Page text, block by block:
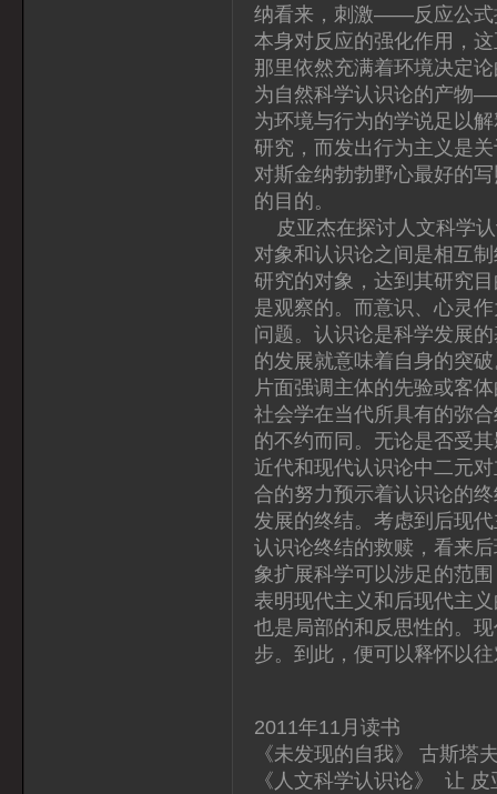
纳看来，刺激——反应公式
本身对反应的强化作用，
那里依然充满着环境决定
为自然科学认识论的产物
为环境与行为的学说足以
研究，而发出行为主义是
对斯金纳勃勃野心最好的
的目的。
皮亚杰在探讨人文科学认
对象和认识论之间是相互
研究的对象，达到其研究
是观察的。而意识、心灵
问题。认识论是科学发展
的发展就意味着自身的突
片面强调主体的先验或客
社会学在当代所具有的弥
的不约而同。无论是否受
近代和现代认识论中二元
合的努力预示着认识论的
发展的终结。考虑到后现
认识论终结的救赎，看来
象扩展科学可以涉足的范
表明现代主义和后现代主
也是局部的和反思性的。
步。到此，便可以释怀以
2011年11月读书
《未发现的自我》 古斯塔
《人文科学认识论》 让